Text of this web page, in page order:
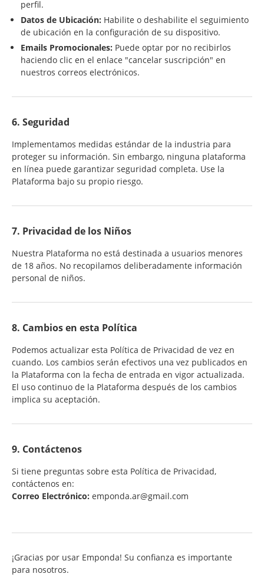
perfil.
Datos de Ubicación: Habilite o deshabilite el seguimiento
de ubicación en la configuración de su dispositivo.
Emails Promocionales: Puede optar por no recibirlos
haciendo clic en el enlace "cancelar suscripción" en
nuestros correos electrónicos.
6. Seguridad
Implementamos medidas estándar de la industria para
proteger su información. Sin embargo, ninguna plataforma
en línea puede garantizar seguridad completa. Use la
Plataforma bajo su propio riesgo.
7. Privacidad de los Niños
Nuestra Plataforma no está destinada a usuarios menores
de 18 años. No recopilamos deliberadamente información
personal de niños.
8. Cambios en esta Política
Podemos actualizar esta Política de Privacidad de vez en
cuando. Los cambios serán efectivos una vez publicados en
la Plataforma con la fecha de entrada en vigor actualizada.
El uso continuo de la Plataforma después de los cambios
implica su aceptación.
9. Contáctenos
Si tiene preguntas sobre esta Política de Privacidad,
contáctenos en:
Correo Electrónico: emponda.ar@gmail.com
¡Gracias por usar Emponda! Su confianza es importante
para nosotros.